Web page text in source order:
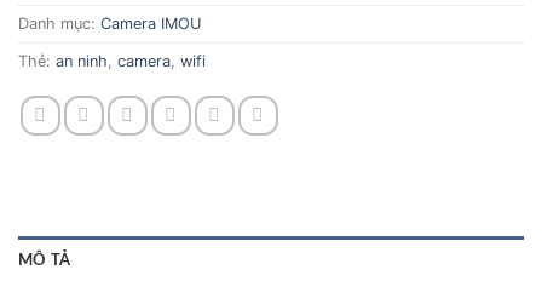
Danh mục: Camera IMOU
Thẻ: an ninh camera wifi
MÔ TẢ